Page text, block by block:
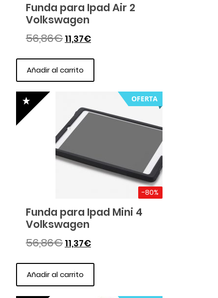
Funda para Ipad Air 2
Volkswagen
56,86€ 11,37€
Añadir al carrito
-80%
OFERTA
Funda para Ipad Mini 4
Volkswagen
56,86€ 11,37€
Añadir al carrito